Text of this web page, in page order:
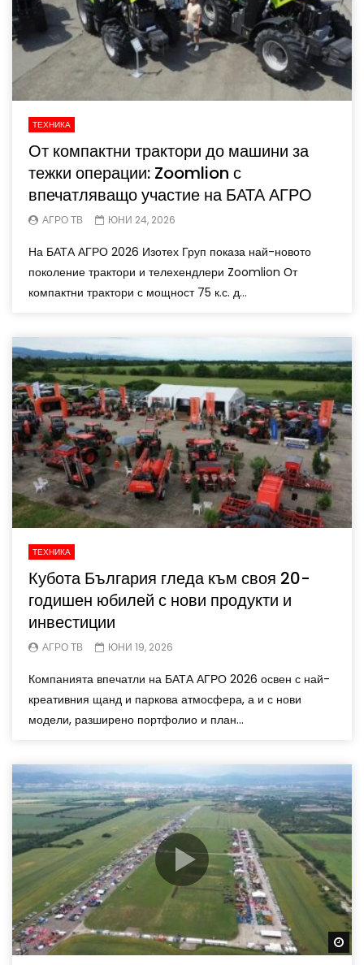
ТЕХНИКА
От компактни трактори до машини за
тежки операции: Zoomlion с
впечатляващо участие на БАТА АГРО
АГРО ТВ ЮНИ 24, 2026
На БАТА АГРО 2026 Изотех Груп показа най-новото
поколение трактори и телехендлери Zoomlion От
компактни трактори с мощност 75 к.с. д...
ТЕХНИКА
Кубота България гледа към своя 20-
годишен юбилей с нови продукти и
инвестиции
АГРО ТВ ЮНИ 19, 2026
Компанията впечатли на БАТА АГРО 2026 освен с най-
креативния щанд и паркова атмосфера, а и с нови
модели, разширено портфолио и план...